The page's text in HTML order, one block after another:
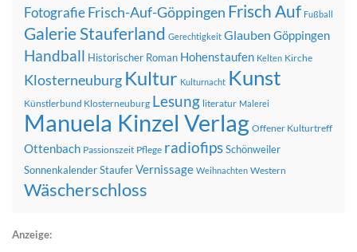
FotografieFrisch-Auf-Göppingen Frisch Auf Fußball
Galerie Stauferland Gerechtigkeit Glauben Göppingen
Handball Historischer Roman Hohenstaufen Kelten Kirche
Klosterneuburg Kultur Kulturnacht Kunst
Künstlerbund Klosterneuburg Lesung literatur Malerei
Manuela Kinzel Verlag Offener Kulturtreff
Ottenbach Passionszeit Pflege radiofipsSchönweiler
SonnenkalenderStauferVernissage Weihnachten Western
Wäscherschloss
Anzeige: